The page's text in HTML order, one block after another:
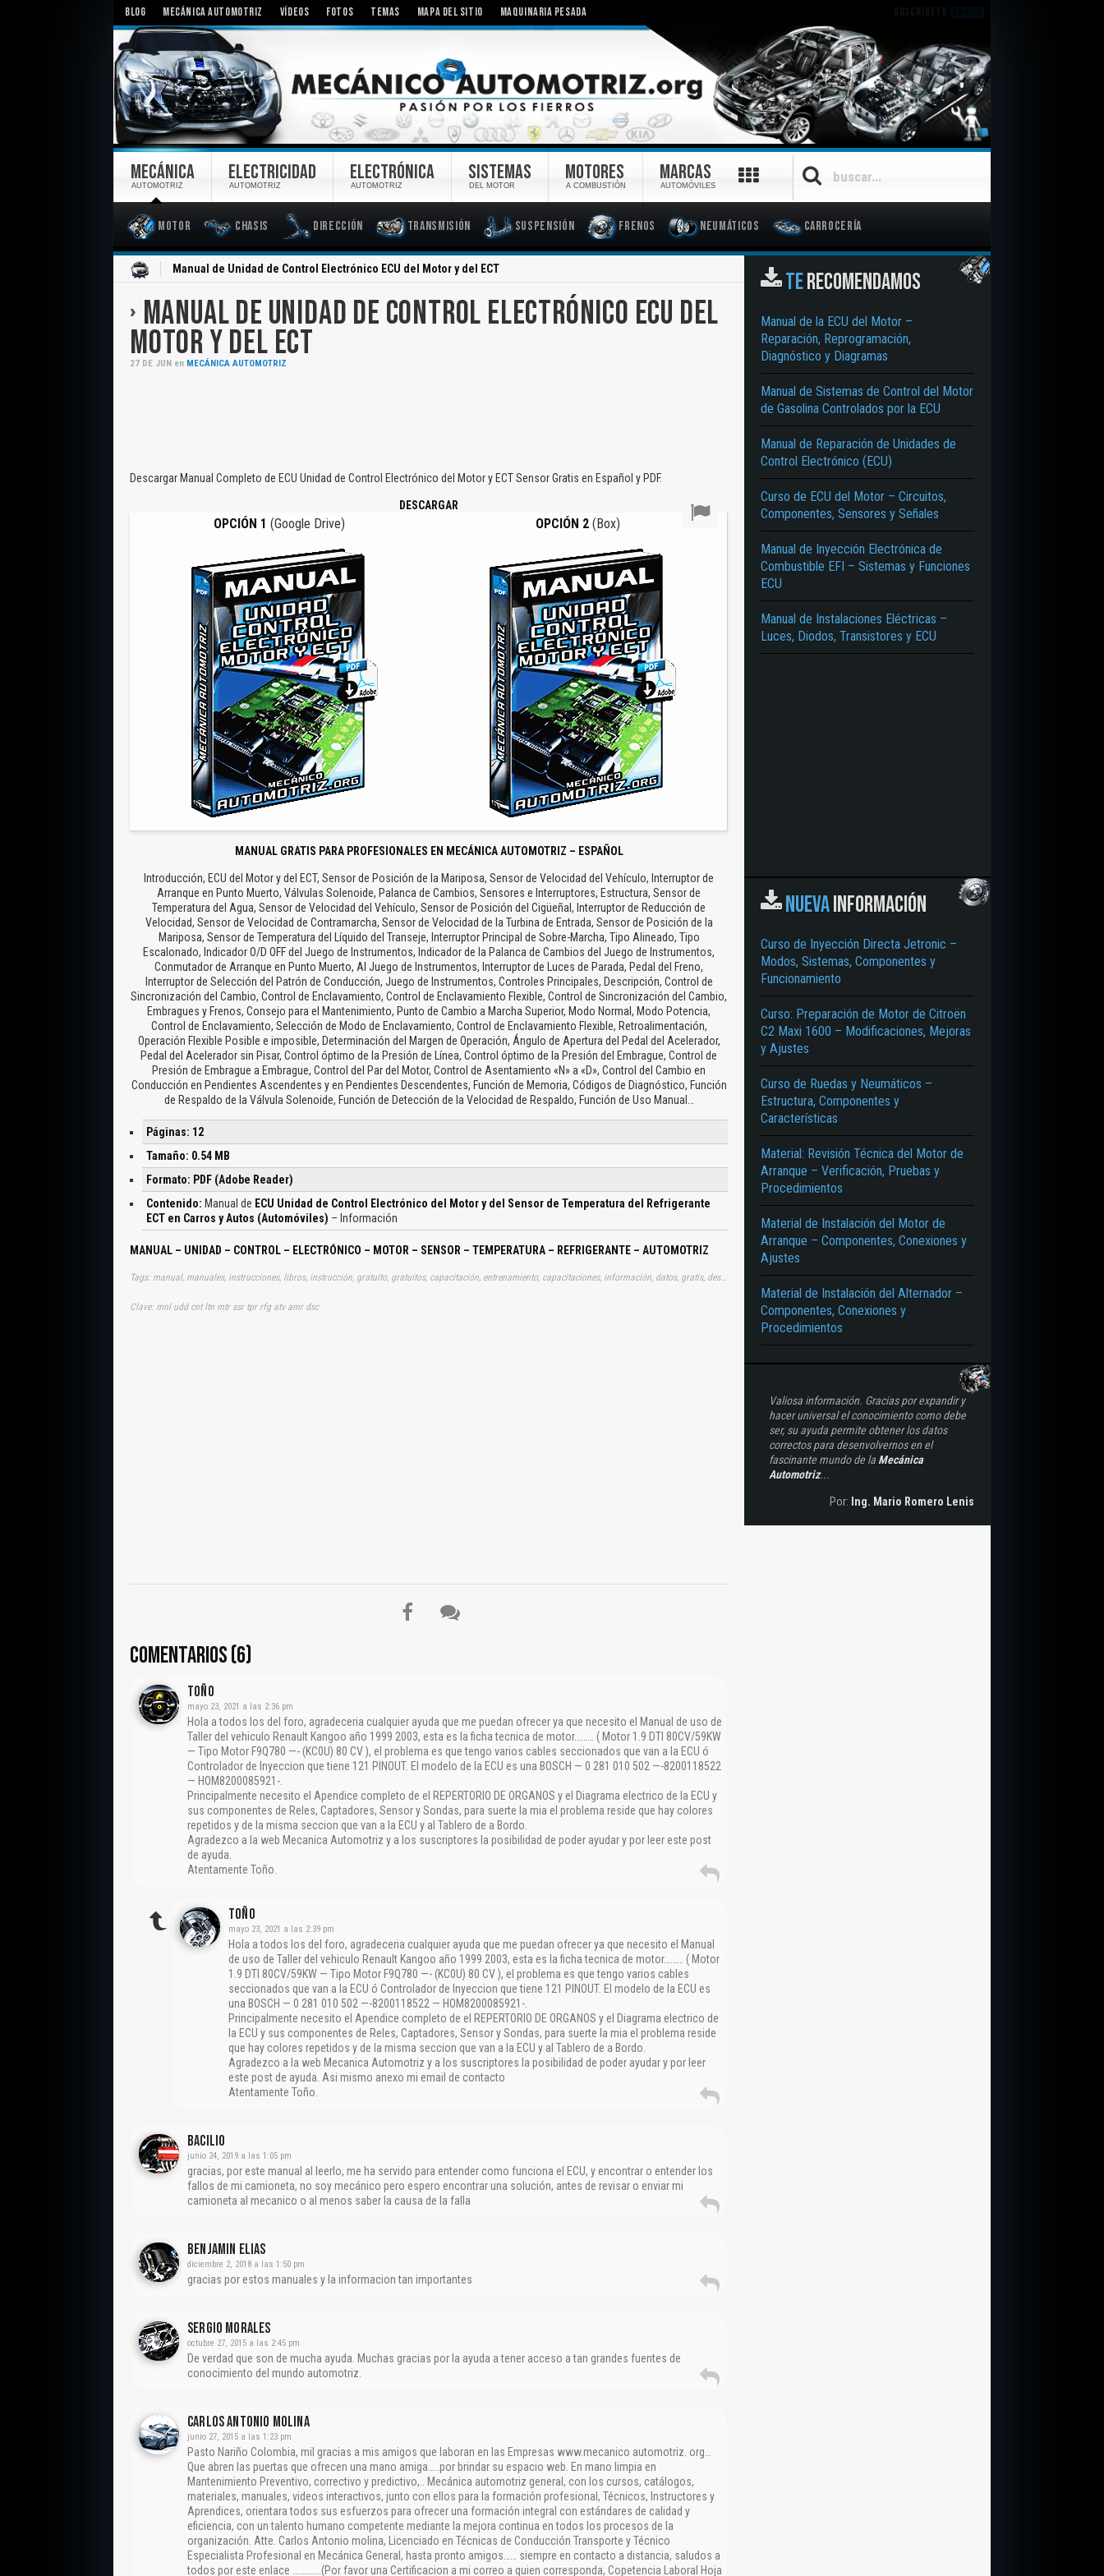
BLOG MECÁNICA AUTOMOTRIZ VÍDEOS FOTOS TEMAS MAPA DEL SITIO MAQUINARIA PESADA
MECÁNICA
AUTOMOTRIZ
Motor Chasis Dirección Transmisión Suspensión Frenos Neumáticos Carrocería
ELECTRICIDAD
AUTOMOTRIZ
ELECTRÓNICA
AUTOMOTRIZ
SISTEMAS
DEL MOTOR
MOTORES
A COMBUSTIÓN
MARCAS
AUTOMÓVILES
Manual de Unidad de Control Electrónico ECU del Motor y del ECT
MANUAL DE UNIDAD DE CONTROL ELECTRÓNICO ECU DEL
MOTOR Y DEL ECT
27 DE JUN en MECÁNICA AUTOMOTRIZ
Descargar Manual Completo de ECU Unidad de Control Electrónico del Motor y ECT Sensor Gratis en Español y PDF.
DESCARGAR
OPCIÓN 1 (Google Drive) OPCIÓN 2(Box)
MANUAL GRATIS PARA PROFESIONALES EN MECÁNICA AUTOMOTRIZ – ESPAÑOL
Introducción, ECU del Motor y del ECT, Sensor de Posición de la Mariposa, Sensor de Velocidad del Vehículo, Interruptor de
Arranque en Punto Muerto, Válvulas Solenoide, Palanca de Cambios, Sensores e Interruptores, Estructura, Sensor de
Temperatura del Agua, Sensor de Velocidad del Vehículo, Sensor de Posición del Cigüeñal, Interruptor de Reducción de
Velocidad, Sensor de Velocidad de Contramarcha, Sensor de Velocidad de la Turbina de Entrada, Sensor de Posición de la
Mariposa, Sensor de Temperatura del Líquido del Transeje, Interruptor Principal de Sobre-Marcha, Tipo Alineado, Tipo
Escalonado, Indicador O/D OFF del Juego de Instrumentos, Indicador de la Palanca de Cambios del Juego de Instrumentos,
Conmutador de Arranque en Punto Muerto, Al Juego de Instrumentos, Interruptor de Luces de Parada, Pedal del Freno,
Interruptor de Selección del Patrón de Conducción, Juego de Instrumentos, Controles Principales, Descripción, Control de
Sincronización del Cambio, Control de Enclavamiento, Control de Enclavamiento Flexible, Control de Sincronización del Cambio,
Embragues y Frenos, Consejo para el Mantenimiento, Punto de Cambio a Marcha Superior, Modo Normal, Modo Potencia,
Control de Enclavamiento, Selección de Modo de Enclavamiento, Control de Enclavamiento Flexible, Retroalimentación,
Operación Flexible Posible e imposible, Determinación del Margen de Operación, Ángulo de Apertura del Pedal del Acelerador,
Pedal del Acelerador sin Pisar, Control óptimo de la Presión de Línea, Control óptimo de la Presión del Embrague, Control de
Presión de Embrague a Embrague, Control del Par del Motor, Control de Asentamiento «N» a «D», Control del Cambio en
Conducción en Pendientes Ascendentes y en Pendientes Descendentes, Función de Memoria, Códigos de Diagnóstico, Función
de Respaldo de la Válvula Solenoide, Función de Detección de la Velocidad de Respaldo, Función de Uso Manual…
Páginas: 12
Tamaño: 0.54 MB
Formato: PDF (Adobe Reader)
Contenido: Manual de ECU Unidad de Control Electrónico del Motor y del Sensor de Temperatura del Refrigerante
ECT en Carros y Autos (Automóviles) – Información
MANUAL – UNIDAD – CONTROL – ELECTRÓNICO – MOTOR – SENSOR – TEMPERATURA – REFRIGERANTE – AUTOMOTRIZ
Tags: manual, manuales, instrucciones, libros, instrucción, gratuito, gratuitos, capacitación, entrenamiento, capacitaciones, información, datos, gratis, descargar, vehículo, vehículos, autos, auto, coche, coches, automóvil, automovil, automóviles, automoviles, unidades, controles, electrónicas, electrónicos, electronicos, electronicas, motores, sensores, temperaturas, refrigerantes, aprender, descargas
Clave: mnl udd cnt ltn mtr ssr tpr rfg atv amr dsc
COMENTARIOS (6)
TOÑO
mayo 23, 2021 a las 2:36 pm
Hola a todos los del foro, agradeceria cualquier ayuda que me puedan ofrecer ya que necesito el Manual de uso de
Taller del vehiculo Renault Kangoo año 1999 2003, esta es la ficha tecnica de motor……… ( Motor 1.9 DTI 80CV/59KW
— Tipo Motor F9Q780 —- (KC0U) 80 CV ), el problema es que tengo varios cables seccionados que van a la ECU ó
Controlador de Inyeccion que tiene 121 PINOUT. El modelo de la ECU es una BOSCH — 0 281 010 502 —-8200118522
— HOM8200085921-.
Principalmente necesito el Apendice completo de el REPERTORIO DE ORGANOS y el Diagrama electrico de la ECU y
sus componentes de Reles, Captadores, Sensor y Sondas, para suerte la mia el problema reside que hay colores
repetidos y de la misma seccion que van a la ECU y al Tablero de a Bordo.
Agradezco a la web Mecanica Automotriz y a los suscriptores la posibilidad de poder ayudar y por leer este post
de ayuda.
Atentamente Toño.
Toño
mayo 23, 2021 a las 2:39 pm
Hola a todos los del foro, agradeceria cualquier ayuda que me puedan ofrecer ya que necesito el Manual
de uso de Taller del vehiculo Renault Kangoo año 1999 2003, esta es la ficha tecnica de motor……… ( Motor
1.9 DTI 80CV/59KW — Tipo Motor F9Q780 —- (KC0U) 80 CV ), el problema es que tengo varios cables
seccionados que van a la ECU ó Controlador de Inyeccion que tiene 121 PINOUT. El modelo de la ECU es
una BOSCH — 0 281 010 502 —-8200118522 — HOM8200085921-.
Principalmente necesito el Apendice completo de el REPERTORIO DE ORGANOS y el Diagrama electrico de
la ECU y sus componentes de Reles, Captadores, Sensor y Sondas, para suerte la mia el problema reside
que hay colores repetidos y de la misma seccion que van a la ECU y al Tablero de a Bordo.
Agradezco a la web Mecanica Automotriz y a los suscriptores la posibilidad de poder ayudar y por leer
este post de ayuda. Asi mismo anexo mi email de contacto
Atentamente Toño.
Bacilio
junio 24, 2019 a las 1:05 pm
gracias, por este manual al leerlo, me ha servido para entender como funciona el ECU, y encontrar o entender los
fallos de mi camioneta, no soy mecánico pero espero encontrar una solución, antes de revisar o enviar mi
camioneta al mecanico o al menos saber la causa de la falla
Benjamin Elias
diciembre 2, 2018 a las 1:50 pm
gracias por estos manuales y la informacion tan importantes
Sergio Morales
octubre 27, 2015 a las 2:45 pm
De verdad que son de mucha ayuda. Muchas gracias por la ayuda a tener acceso a tan grandes fuentes de
conocimiento del mundo automotriz.
CARLOS ANTONIO MOLINA
junio 27, 2015 a las 1:23 pm
Pasto Nariño Colombia, mil gracias a mis amigos que laboran en las Empresas www.mecanico automotriz. org…
Que abren las puertas que ofrecen una mano amiga…..por brindar su espacio web. En mano limpia en
Mantenimiento Preventivo, correctivo y predictivo,.. Mecánica automotriz general, con los cursos, catálogos,
materiales, manuales, videos interactivos, junto con ellos para la formación profesional, Técnicos, Instructores y
Aprendices, orientara todos sus esfuerzos para ofrecer una formación integral con estándares de calidad y
eficiencia, con un talento humano competente mediante la mejora continua en todos los procesos de la
organización. Atte. Carlos Antonio molina, Licenciado en Técnicas de Conducción Transporte y Técnico
Especialista Profesional en Mecánica General, hasta pronto amigos…… siempre en contacto a distancia, saludos a
todos por este enlace ………….(Por favor una Certificacion a mi correo a quien corresponda, Copetencia Laboral Hoja
TERECOMENDAMOS
Manual de la ECU del Motor –
Reparación, Reprogramación,
Diagnóstico y Diagramas
Manual de Sistemas de Control del Motor
de Gasolina Controlados por la ECU
Manual de Reparación de Unidades de
Control Electrónico (ECU)
Curso de ECU del Motor – Circuitos,
Componentes, Sensores y Señales
Manual de Inyección Electrónica de
Combustible EFI – Sistemas y Funciones
ECU
Manual de Instalaciones Eléctricas –
Luces, Diodos, Transistores y ECU
NUEVAINFORMACIÓN
Curso de Inyección Directa Jetronic –
Modos, Sistemas, Componentes y
Funcionamiento
Curso: Preparación de Motor de Citroën
C2 Maxi 1600 – Modificaciones, Mejoras
y Ajustes
Curso de Ruedas y Neumáticos –
Estructura, Componentes y
Características
Material: Revisión Técnica del Motor de
Arranque – Verificación, Pruebas y
Procedimientos
Material de Instalación del Motor de
Arranque – Componentes, Conexiones y
Ajustes
Material de Instalación del Alternador –
Componentes, Conexiones y
Procedimientos
Valiosa información. Gracias por expandir y
hacer universal el conocimiento como debe
ser, su ayuda permite obtener los datos
correctos para desenvolvernos en el
fascinante mundo de la Mecánica
Automotriz...
Por: Ing. Mario Romero Lenis
El Título es incorrecto según el contenido.
Texto o Imagen de portada son erróneos.
No carga o no se visualiza el contenido.
Reportar otro tipo de error...